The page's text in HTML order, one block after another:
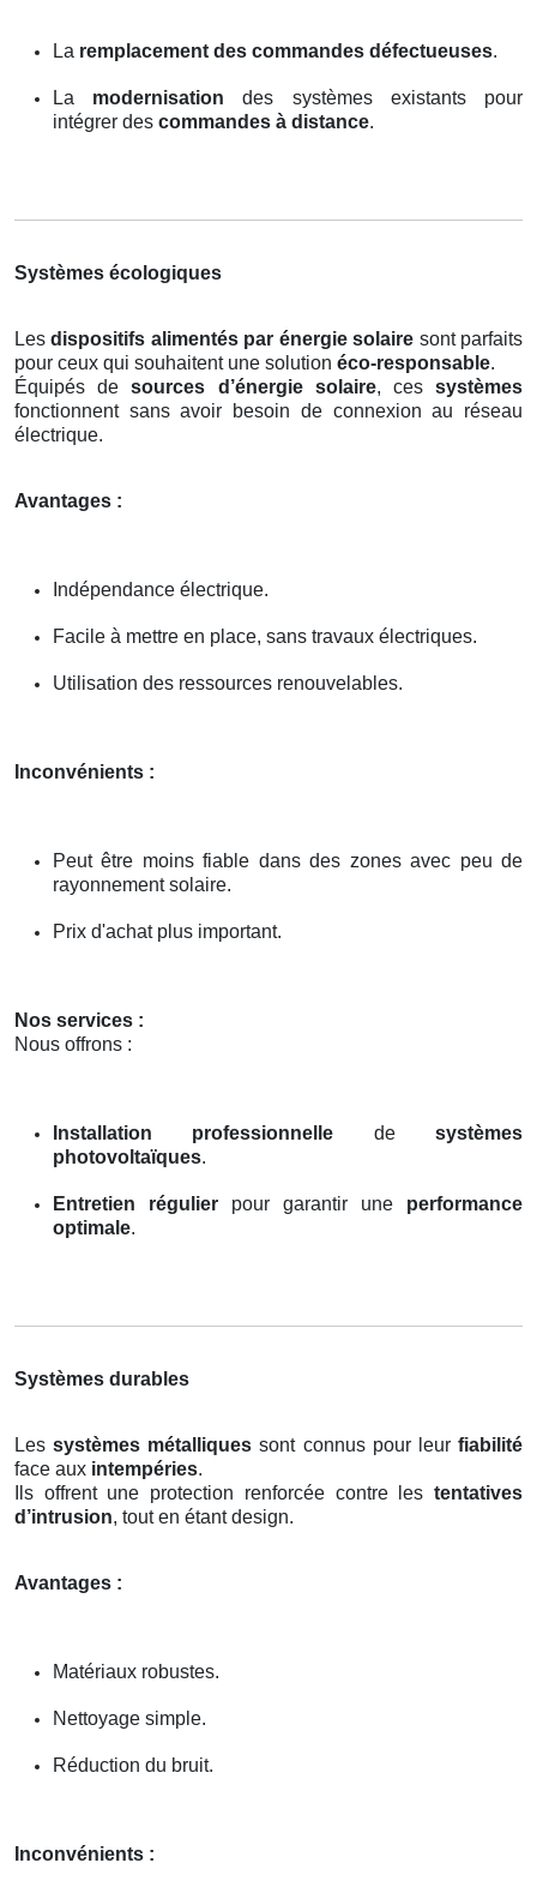
La remplacement des commandes défectueuses.
La modernisation des systèmes existants pour
intégrer des commandes à distance.
Systèmes écologiques
Lesdispositifs alimentés par énergie solaire sont parfaits
pour ceux qui souhaitent une solution éco-responsable.
Équipés desources d’énergie solaire, cessystèmes
fonctionnent sans avoir besoin de connexion au réseau
électrique.
Avantages :
Indépendance électrique.
Facile à mettre en place, sans travaux électriques.
Utilisation des ressources renouvelables.
Inconvénients :
Peut être moins fiable dans des zones avec peu de
rayonnement solaire.
Prix d'achat plus important.
Nos services :
Nous offrons :
Installation professionnelle desystèmes
photovoltaïques.
Entretien régulier pour garantir une performance
optimale.
Systèmes durables
Lessystèmes métalliques sont connus pour leurfiabilité
face aux intempéries.
Ils offrent une protection renforcée contre les tentatives
d’intrusion, tout en étant design.
Avantages :
Matériaux robustes.
Nettoyage simple.
Réduction du bruit.
Inconvénients :